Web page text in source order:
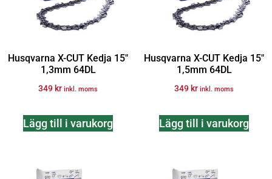
Husqvarna X-CUT Kedja 15″
1,3mm 64DL
349kr inkl. moms
Lägg till i varukorg
Husqvarna X-CUT Kedja 15″
1,5mm 64DL
349kr inkl. moms
Lägg till i varukorg